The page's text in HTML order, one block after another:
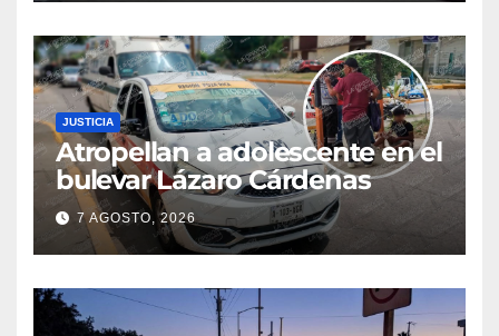
JUSTICIA
Atropellan a adolescente en el
bulevar Lázaro Cárdenas
7 AGOSTO, 2026